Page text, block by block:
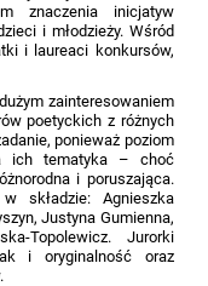
znaczenia inicjatyw
i młodzieży. Wśród
i laureaci konkursów,
zainteresowaniem
poetyckich z różnych
ponieważ poziom
ich tematyka – choć
i poruszająca.
składzie: Agnieszka
Justyna Gumienna,
Topolewicz. Jurorki
i oryginalność oraz